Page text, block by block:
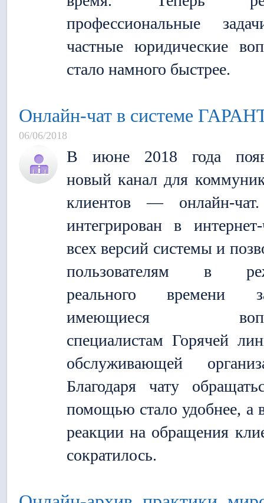
профессиональные
частные юридические
стало намного быстрее.
Онлайн-чат в системе
06/06/2018
В июне 2018 года
новый канал для
клиентов — онлайн-
интегрирован в интернет-
всех версий системы и
пользователям в
реального времени
имеющиеся
специалистам Горячей
обслуживающей
Благодаря чату
помощью стало удобнее, а
реакции на обращения
сократилось.